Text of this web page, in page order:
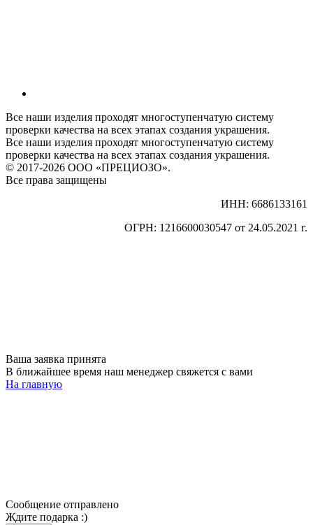
Все наши изделия проходят многоступенчатую систему
проверки качества на всех этапах создания украшения.
Все наши изделия проходят многоступенчатую систему
проверки качества на всех этапах создания украшения.
© 2017-2026 ООО «ПРЕЦИОЗО».
Все права защищены
ИНН: 6686133161
ОГРН: 1216600030547 от 24.05.2021 г.
Ваша заявка принята
В ближайшее время наш менеджер свяжется с вами
На главную
Сообщение отправлено
Ждите подарка :)